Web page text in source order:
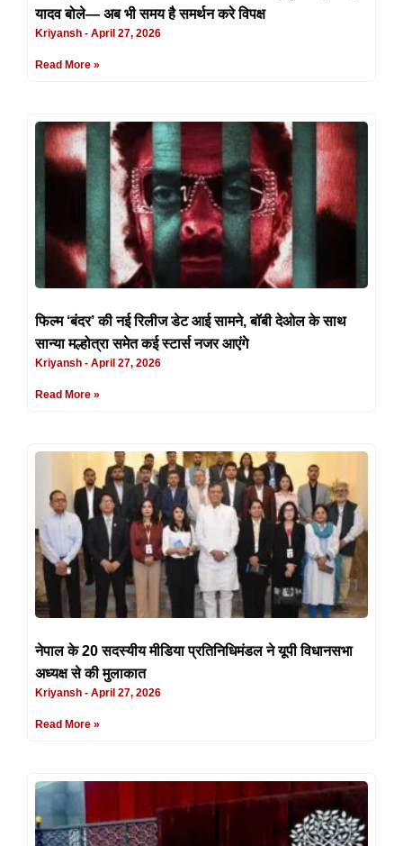
यादव बोले— अब भी समय है समर्थन करे विपक्ष
Kriyansh April 27, 2026
Read More »
फिल्म ‘बंदर’ की नई रिलीज डेट आई सामने, बॉबी देओल के साथ
सान्या मल्होत्रा समेत कई स्टार्स नजर आएंगे
Kriyansh April 27, 2026
Read More »
नेपाल के 20 सदस्यीय मीडिया प्रतिनिधिमंडल ने यूपी विधानसभा
अध्यक्ष से की मुलाकात
Kriyansh April 27, 2026
Read More »